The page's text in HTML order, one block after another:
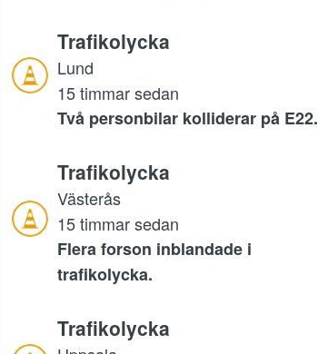
Trafikolycka
Lund
15 timmar sedan
Två personbilar kolliderar på E22.
Trafikolycka
Västerås
15 timmar sedan
Flera forson inblandade i
trafikolycka.
Trafikolycka